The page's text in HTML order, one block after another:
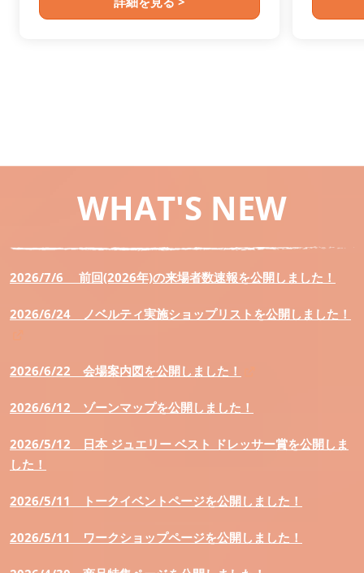
WHAT'S NEW
2026/7/6 前回(2026年)の来場者数速報を公開しました！
2026/6/24 ノベルティ実施ショップリストを公開しました！
2026/6/22 会場案内図を公開しました！
2026/6/12 ゾーンマップを公開しました！
2026/5/12 日本 ジュエリー ベスト ドレッサー賞を公開しま
した！
2026/5/11 トークイベントページを公開しました！
2026/5/11 ワークショップページを公開しました！